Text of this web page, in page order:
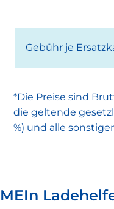
Gebühr je
*Die Preise sind
die geltende
%) und alle
MEIn